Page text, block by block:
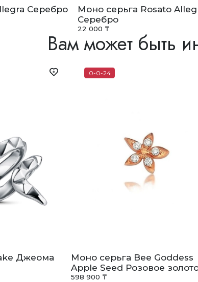
Серебро
Моно серьга Rosato
Серебро
22 000 ₸
Вам может быть
Джеома
0-0-24
Моно серьга Bee Goddess
Apple Seed Розовое
598 900 ₸